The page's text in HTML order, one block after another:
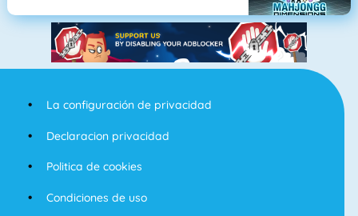
La configuración de privacidad
Declaracion privacidad
Politica de cookies
Condiciones de uso